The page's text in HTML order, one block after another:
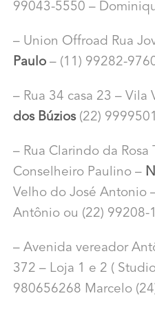
99043-5550 –
– Union Offroad Rua
Paulo– (11) 99282-
– Rua 34 casa 23 – Vila
dos Búzios(22)
– Rua Clarindo da Rosa
Conselheiro Paulino –
Velho do José Antonio
Antônio ou (22) 99208-
– Avenida vereador
372 – Loja 1 e 2 (
980656268 Marcelo